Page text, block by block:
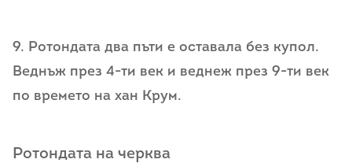
9. Ротондата два пъти е оставала без купол.
Веднъж през 4-ти век и веднеж през 9-ти век
по времето на хан Крум.
Ротондата на черква